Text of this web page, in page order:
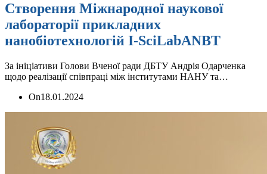
Створення Міжнародної наукової
лабораторії прикладних
нанобіотехнологій I-SciLabANBT
За ініціативи Голови Вченої ради ДБТУ Андрія Одарченка
щодо реалізації співпраці між інститутами НАНУ та…
On18.01.2024